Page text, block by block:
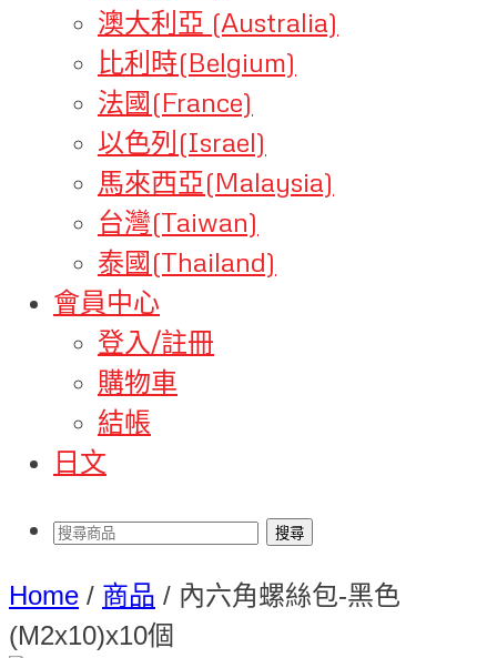
澳大利亞 (Australia)
比利時(Belgium)
法國(France)
以色列(Israel)
馬來西亞(Malaysia)
台灣(Taiwan)
泰國(Thailand)
會員中心
登入/註冊
購物車
結帳
日文
Home / 商品 / 內六角螺絲包-黑色
(M2x10)x10個